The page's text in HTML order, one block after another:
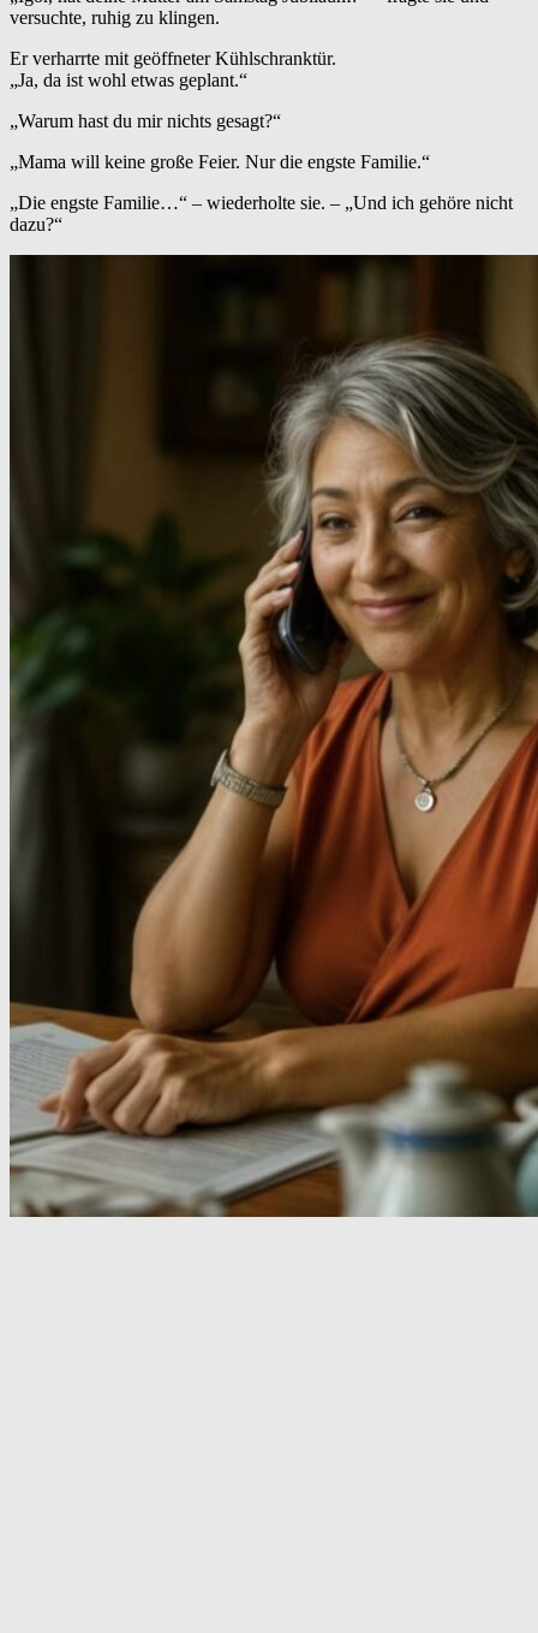
versuchte, ruhig zu klingen.
Er verharrte mit geöffneter Kühlschranktür.
„Ja, da ist wohl etwas geplant.“
„Warum hast du mir nichts gesagt?“
„Mama will keine große Feier. Nur die engste Familie.“
„Die engste Familie…“ – wiederholte sie. – „Und ich gehöre nicht
dazu?“